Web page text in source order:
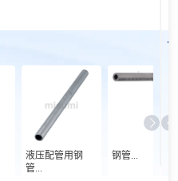
液压配管用钢
管...
钢管...